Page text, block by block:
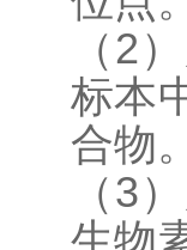
（2
标本
合物
（3
生物